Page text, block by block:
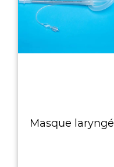
Masque laryngé